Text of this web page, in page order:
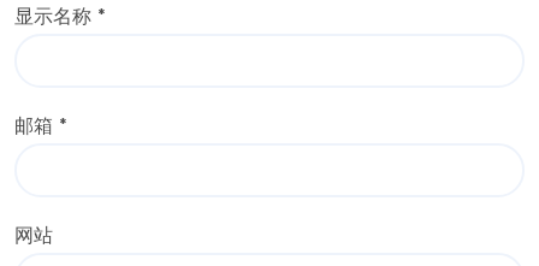
显示名称 *
邮箱 *
网站